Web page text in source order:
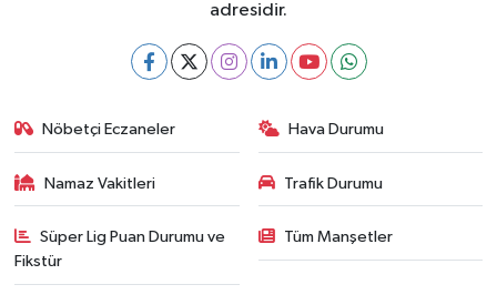
adresidir.
Nöbetçi Eczaneler Hava Durumu
Namaz Vakitleri Trafik Durumu
Süper Lig Puan Durumu ve
Fikstür
Tüm Manşetler